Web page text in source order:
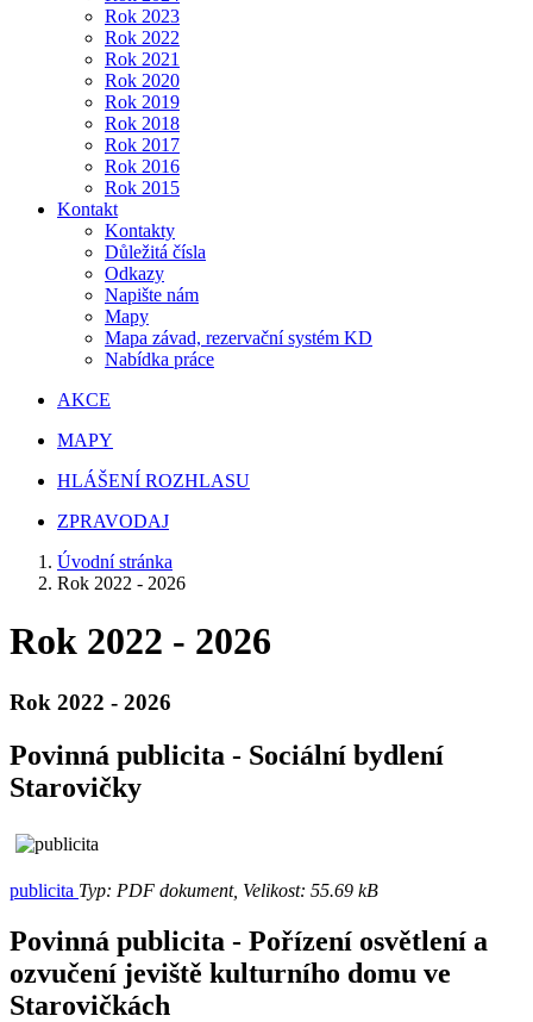
Rok 2023
Rok 2022
Rok 2021
Rok 2020
Rok 2019
Rok 2018
Rok 2017
Rok 2016
Rok 2015
Kontakt
Kontakty
Důležitá čísla
Odkazy
Napište nám
Mapy
Mapa závad, rezervační systém KD
Nabídka práce
AKCE
MAPY
HLÁŠENÍ ROZHLASU
ZPRAVODAJ
Úvodní stránka
Rok 2022 - 2026
Rok 2022 - 2026
Rok 2022 - 2026
Povinná publicita - Sociální bydlení
Starovičky
publicita Typ: PDF dokument, Velikost: 55.69 kB
Povinná publicita - Pořízení osvětlení a
ozvučení jeviště kulturního domu ve
Starovičkách